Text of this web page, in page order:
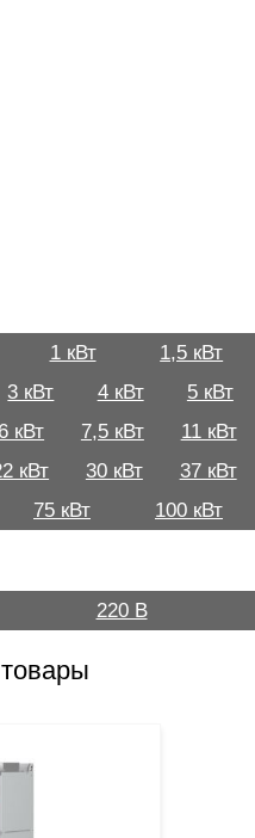
1 кВт
1,5 кВт
3 кВт 4 кВт
5 кВт
6 кВт 7,5 кВт
11 кВт
кВт 30 кВт
37 кВт
75 кВт 100 кВт
220 В